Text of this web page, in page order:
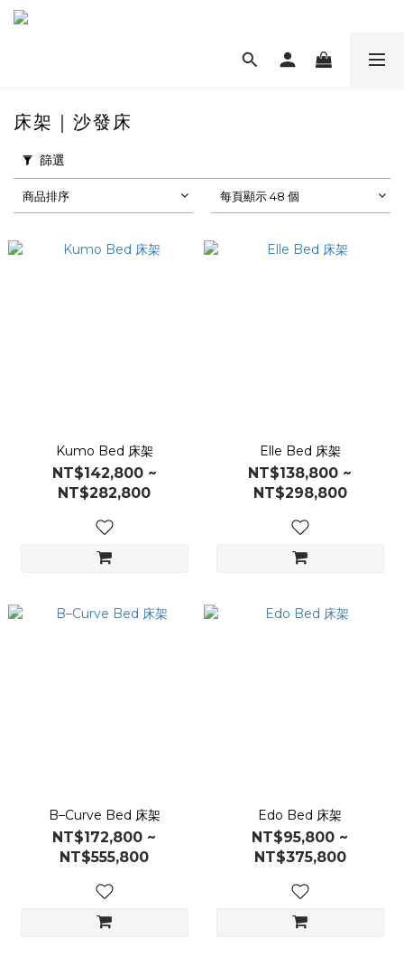
床架｜沙發床
篩選
商品排序 每頁顯示 48 個
Kumo Bed 床架
NT$142,800 ~
NT$282,800
Elle Bed 床架
NT$138,800 ~
NT$298,800
B–Curve Bed 床架
NT$172,800 ~
NT$555,800
Edo Bed 床架
NT$95,800 ~
NT$375,800